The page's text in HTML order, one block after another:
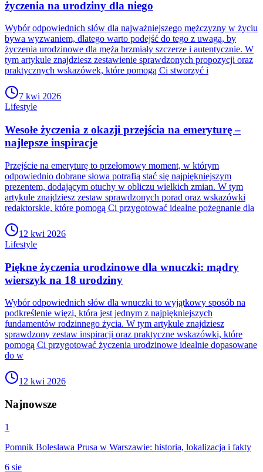
życzenia na urodziny dla niego
Wybór odpowiednich słów dla najważniejszego mężczyzny w życiu
bywa wyzwaniem, dlatego warto podejść do tego z uwagą, by
życzenia urodzinowe dla męża brzmiały szczerze i autentycznie. W
tym artykule znajdziesz zestawienie sprawdzonych propozycji oraz
praktycznych wskazówek, które pomogą Ci stworzyć i
7 kwi 2026
Lifestyle
Wesołe życzenia z okazji przejścia na emeryturę –
najlepsze inspiracje
Przejście na emeryturę to przełomowy moment, w którym
odpowiednio dobrane słowa potrafią stać się najpiękniejszym
prezentem, dodającym otuchy w obliczu wielkich zmian. W tym
artykule znajdziesz zestaw sprawdzonych porad oraz wskazówki
redaktorskie, które pomogą Ci przygotować idealne pożegnanie dla
12 kwi 2026
Lifestyle
Piękne życzenia urodzinowe dla wnuczki: mądry
wierszyk na 18 urodziny
Wybór odpowiednich słów dla wnuczki to wyjątkowy sposób na
podkreślenie więzi, która jest jednym z najpiękniejszych
fundamentów rodzinnego życia. W tym artykule znajdziesz
sprawdzony zestaw inspiracji oraz praktyczne wskazówki, które
pomogą Ci przygotować życzenia urodzinowe idealnie dopasowane
do w
12 kwi 2026
Najnowsze
1
Pomnik Bolesława Prusa w Warszawie: historia, lokalizacja i fakty
6 sie